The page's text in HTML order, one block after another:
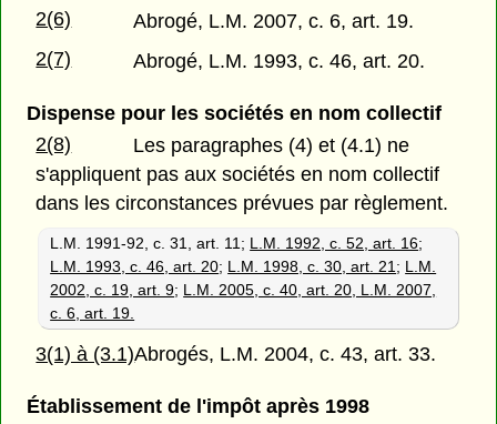
2(6)
Abrogé, L.M. 2007, c. 6, art. 19.
2(7)
Abrogé, L.M. 1993, c. 46, art. 20.
Dispense pour les sociétés en nom collectif
2(8)
Les paragraphes (4) et (4.1) ne
s'appliquent pas aux sociétés en nom collectif
dans les circonstances prévues par règlement.
L.M. 1991-92, c. 31, art. 11; L.M. 1992, c. 52, art. 16;
L.M. 1993, c. 46, art. 20; L.M. 1998, c. 30, art. 21 ; L.M.
2002, c. 19, art. 9; L.M. 2005, c. 40, art. 20, L.M. 2007,
c. 6, art. 19.
3(1) à (3.1)Abrogés, L.M. 2004, c. 43, art. 33.
Établissement de l'impôt après 1998